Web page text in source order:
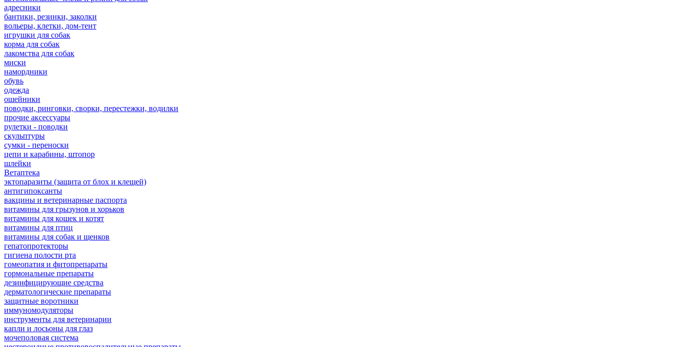
адресники
бантики, резинки, заколки
вольеры, клетки, дом-тент
игрушки для собак
корма для собак
лакомства для собак
миски
намордники
обувь
одежда
ошейники
поводки, ринговки, сворки, перестежки, водилки
прочие аксессуары
рулетки - поводки
скульптуры
сумки - переноски
цепи и карабины, штопор
шлейки
Ветаптека
эктопаразиты (защита от блох и клещей)
антигипоксанты
вакцины и ветеринарные паспорта
витамины для грызунов и хорьков
витамины для кошек и котят
витамины для птиц
витамины для собак и щенков
гепатопротекторы
гигиена полости рта
гомеопатия и фитопрепараты
гормональные препараты
дезинфицирующие средства
дерматологические препараты
защитные воротники
иммуномодуляторы
инструменты для ветеринарии
капли и лосьоны для глаз
мочеполовая система